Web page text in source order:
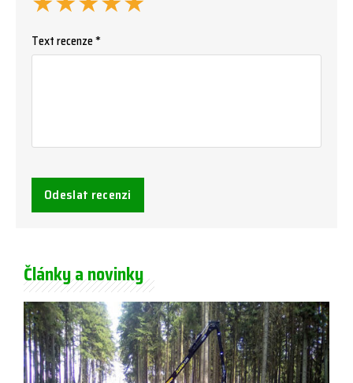
Text recenze *
Odeslat recenzi
Články a novinky